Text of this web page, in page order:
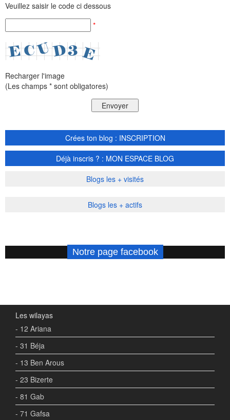
Veuillez saisir le code ci dessous
*
Recharger l'image
(Les champs * sont obligatores)
Crées ton blog : INSCRIPTION
Déjà inscris ? : MON ESPACE BLOG
Blogs les + visités
Blogs les + actifs
Notre page facebook
Les wilayas
- 12 Ariana
- 31 Béja
- 13 Ben Arous
- 23 Bizerte
- 81 Gab
- 71 Gafsa